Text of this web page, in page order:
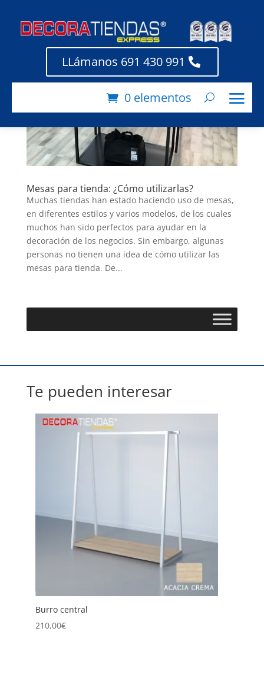
LLámanos 691 430 991
0 elementos
Mesas para tienda: ¿Cómo utilizarlas?
Muchas tiendas han estado haciendo uso de mesas,
en diferentes estilos y varios modelos, de los cuales
muchos han sido perfectos para ayudar en la
decoración de los negocios. Sin embargo, algunas
personas no tienen una idea de cómo utilizar las
mesas para tienda. De...
Te pueden interesar
Burro central
210,00€